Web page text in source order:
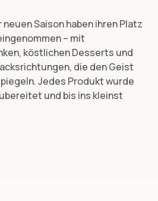
Saison haben ihren Platz
– mit
köstlichen Desserts und
die den Geist
Jedes Produkt wurde
und bis ins kleinst